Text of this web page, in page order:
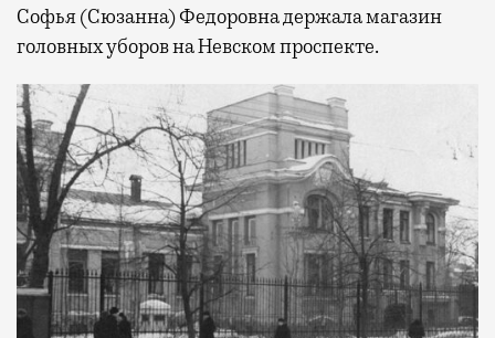
Софья (Сюзанна) Федоровна держала магазин
головных уборов на Невском проспекте.